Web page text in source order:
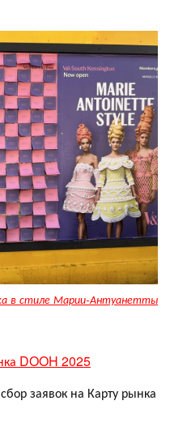
в стиле Марии-Антуанетты
DOOH 2025
заявок на Карту рынка